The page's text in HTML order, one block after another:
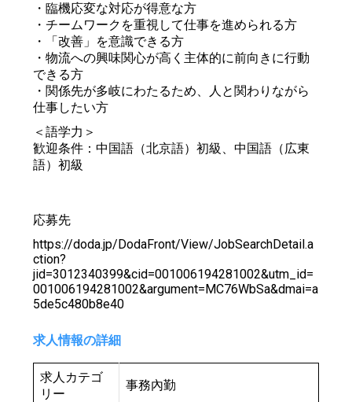
・臨機応変な対応が得意な方
・チームワークを重視して仕事を進められる方
・「改善」を意識できる方
・物流への興味関心が高く主体的に前向きに行動
できる方
・関係先が多岐にわたるため、人と関わりながら
仕事したい方
＜語学力＞
歓迎条件：中国語（北京語）初級、中国語（広東
語）初級
応募先
https://doda.jp/DodaFront/View/JobSearchDetail.a
ction?
jid=3012340399&cid=001006194281002&utm_id=
001006194281002&argument=MC76WbSa&dmai=a
5de5c480b8e40
求人情報の詳細
求人カテゴ
リー
事務內勤